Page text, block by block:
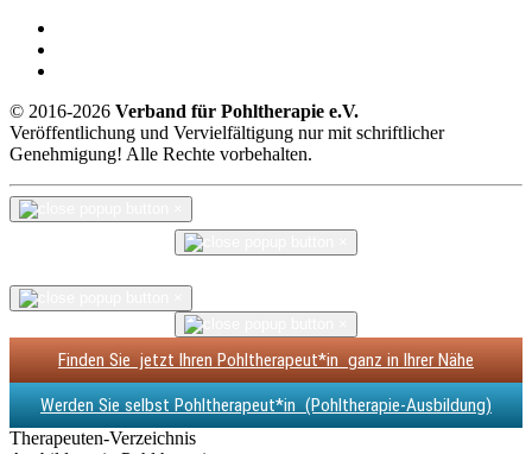
© 2016-2026 Verband für Pohltherapie e.V.
Veröffentlichung und Vervielfältigung nur mit schriftlicher
Genehmigung! Alle Rechte vorbehalten.
Finden Sie jetzt Ihren Pohltherapeut*in ganz in Ihrer Nähe
Werden Sie selbst Pohltherapeut*in (Pohltherapie-Ausbildung)
Therapeuten-Verzeichnis